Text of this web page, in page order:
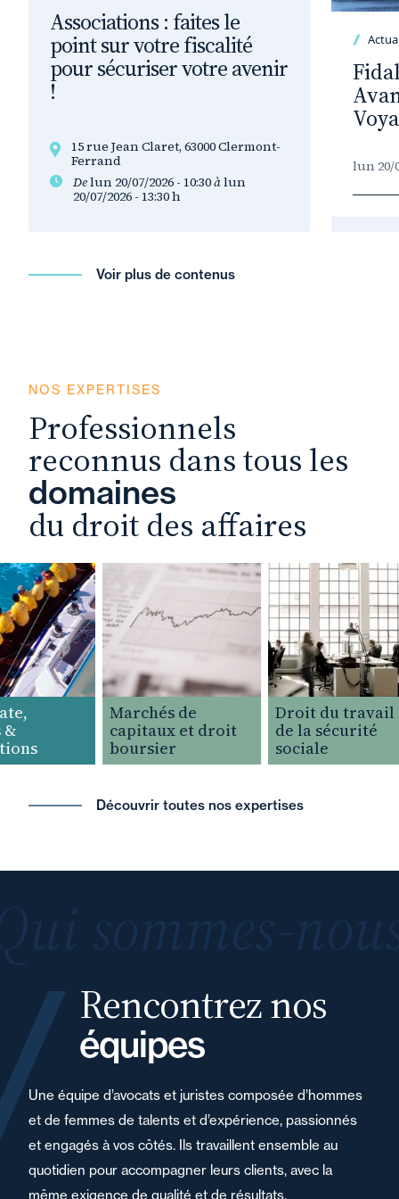
Associations : faites le
point sur votre fiscalité
pour sécuriser votre avenir
!
15 rue Jean Claret, 63000 Clermont-
Ferrand
Delun 20/07/2026 - 10:30àlun
20/07/2026 - 13:30h
lun 20/
Voir plus de contenus
NOS EXPERTISES
Professionnels
reconnus dans tous les
domaines
du droit des affaires
Marchés de
capitaux et droit
boursier
Droit du travail
de la sécurité
sociale
Découvrir toutes nos expertises
Rencontrez nos
équipes
Une équipe d’avocats et juristes composée d’hommes
et de femmes de talents et d’expérience, passionnés
et engagés à vos côtés. Ils travaillent ensemble au
quotidien pour accompagner leurs clients, avec la
même exigence de qualité et de résultats.